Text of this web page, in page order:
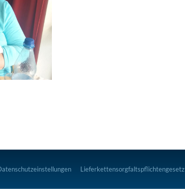
Lieferkettensorgfaltspflichtengesetz